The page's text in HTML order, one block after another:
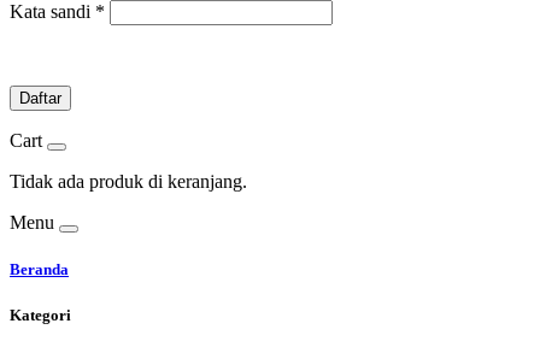
Kata sandi *
Daftar
Cart
Tidak ada produk di keranjang.
Menu
Beranda
Kategori